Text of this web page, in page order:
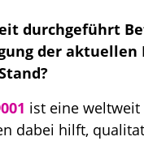
durchgeführt
der aktuellen
ist eine weltweit
dabei hilft,